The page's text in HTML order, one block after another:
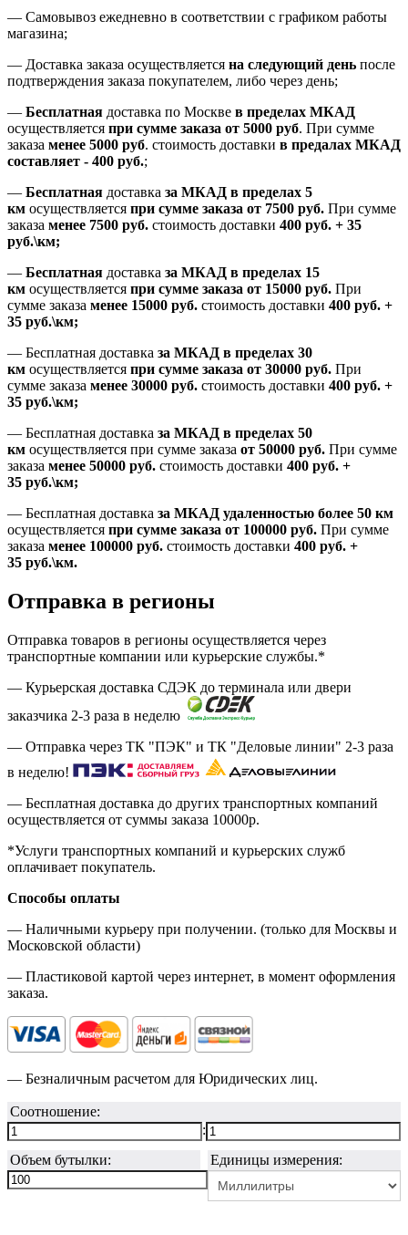
— Самовывоз ежедневно в соответствии с графиком работы
магазина;
— Доставка заказа осуществляется на следующий день после
подтверждения заказа покупателем, либо через день;
— Бесплатная доставка по Москве в пределах МКАД
осуществляется при сумме заказа от 5000 руб. При сумме
заказа менее 5000 руб. стоимость доставки в предалах МКАД
составляет - 400 руб.;
— Бесплатная доставка за МКАД в пределах 5
км осуществляется при сумме заказа от 7500 руб. При сумме
заказа менее 7500 руб. стоимость доставки 400 руб. + 35
руб.\км;
— Бесплатная доставка за МКАД в пределах 15
км осуществляется при сумме заказа от 15000 руб. При
сумме заказа менее 15000 руб. стоимость доставки 400 руб. +
35 руб.\км;
— Бесплатная доставка за МКАД в пределах 30
км осуществляется при сумме заказа от 30000 руб. При
сумме заказа менее 30000 руб. стоимость доставки 400 руб. +
35 руб.\км;
— Бесплатная доставка за МКАД в пределах 50
км осуществляется при сумме заказа от 50000 руб. При сумме
заказа менее 50000 руб. стоимость доставки 400 руб. +
35 руб.\км;
— Бесплатная доставка за МКАД удаленностью более 50 км
осуществляется при сумме заказа от 100000 руб. При сумме
заказа менее 100000 руб. стоимость доставки 400 руб. +
35 руб.\км.
Отправка в регионы
Отправка товаров в регионы осуществляется через
транспортные компании или курьерские службы.*
— Курьерская доставка СДЭК до терминала или двери
заказчика 2-3 раза в неделю
— Отправка через ТК "ПЭК" и ТК "Деловые линии" 2-3 раза
в неделю!
— Бесплатная доставка до других транспортных компаний
осуществляется от суммы заказа 10000р.
*Услуги транспортных компаний и курьерских служб
оплачивает покупатель.
Способы оплаты
— Наличными курьеру при получении. (только для Москвы и
Московской области)
— Пластиковой картой через интернет, в момент оформления
заказа.
— Безналичным расчетом для Юридических лиц.
Соотношение:
:
Объем бутылки:
Единицы измерения: